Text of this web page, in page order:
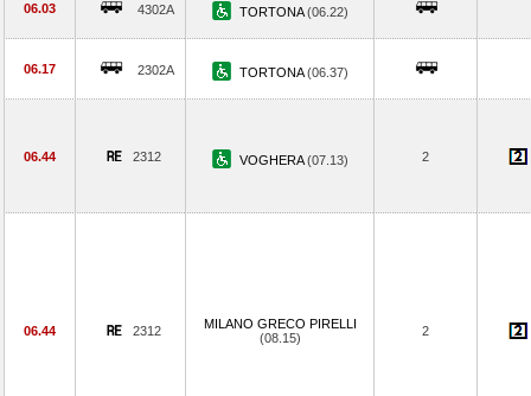
06.03 4302A TORTONA(06.22)
06.17 2302A TORTONA(06.37)
06.44 2312 VOGHERA(07.13) 2
06.44 2312
MILANO GRECO PIRELLI
(08.15)
2